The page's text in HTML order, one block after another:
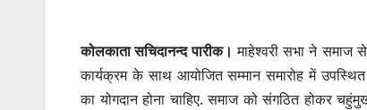
कोलकाता सचिदानन्द पारीक। माहेश्वरी सभा ने समाज
कार्यक्रम के साथ आयोजित सम्मान समारोह में
का योगदान होना चाहिए. समाज को संगठित होकर